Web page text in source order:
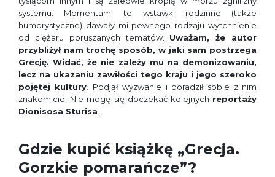
systemu. Momentami te wstawki rodzinne (także
humorystyczne) dawały mi pewnego rodzaju wytchnienie
od ciężaru poruszanych tematów. Uważam, że autor
przybliżył nam trochę sposób, w jaki sam postrzega
Grecję. Widać, że nie zależy mu na demonizowaniu,
lecz na ukazaniu zawiłości tego kraju i jego szeroko
pojętej kultury . Podjął wyzwanie i poradził sobie z nim
znakomicie. Nie mogę się doczekać kolejnych reportaży
Dionisosa Sturisa
Gdzie kupić książkę „Grecja.
Gorzkie pomarańcze”?